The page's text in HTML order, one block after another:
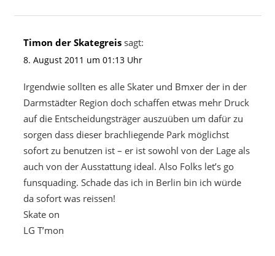
Timon der Skategreis sagt:
8. August 2011 um 01:13 Uhr
Irgendwie sollten es alle Skater und Bmxer der in der
Darmstädter Region doch schaffen etwas mehr Druck
auf die Entscheidungsträger auszuüben um dafür zu
sorgen dass dieser brachliegende Park möglichst
sofort zu benutzen ist – er ist sowohl von der Lage als
auch von der Ausstattung ideal. Also Folks let’s go
funsquading. Schade das ich in Berlin bin ich würde
da sofort was reissen!
Skate on
LG T’mon